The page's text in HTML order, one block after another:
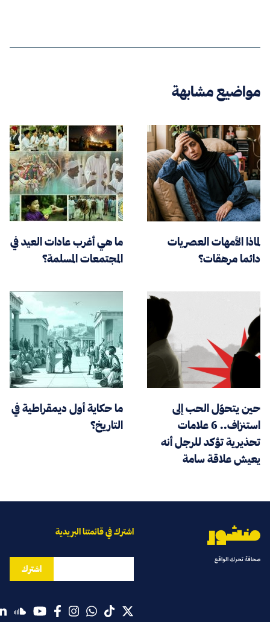
مواضيع مشابهة
لماذا الأمهات العصريات
دائما مرهقات؟
ما هي أغرب عادات العيد في
المجتمعات المسلمة؟
حين يتحوّل الحب إلى
استنزاف.. 6 علامات
تحذيرية تؤكد للرجل أنه
يعيش علاقة سامة
ما حكاية أول ديمقراطية في
التاريخ؟
صحافة تحرك الواقع
اشترك في قائمتنا البريدية
اشترك